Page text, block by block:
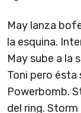
May lanza
la esquina.
May sube a la
Toni pero ésta
Powerbomb.
del ring. Storm